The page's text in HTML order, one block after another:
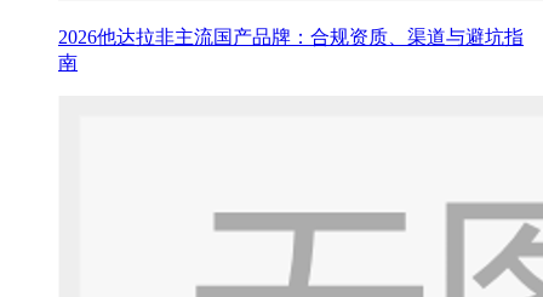
2026他达拉非主流国产品牌：合规资质、渠道与避坑指
南